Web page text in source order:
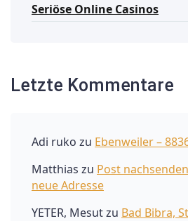
Seriöse Online Casinos
Letzte Kommentare
Adi ruko zu Ebenweiler –
Matthias zu Post
neue Adresse
YETER, Mesutzu Bad Bibra,